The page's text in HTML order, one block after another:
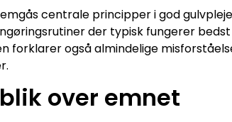
centrale principper i god
der typisk fungerer
forklarer også almindelige
over emnet